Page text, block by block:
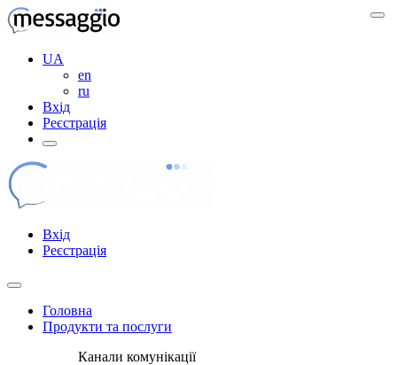
UA
en
ru
Вхід
Реєстрація
Вхід
Реєстрація
Головна
Продукти та послуги
Канали комунікації